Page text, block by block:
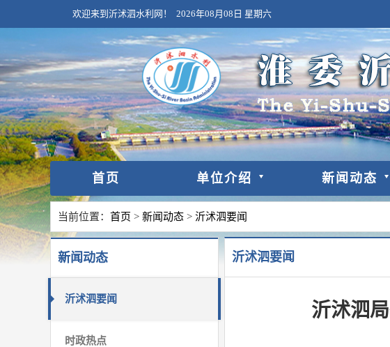
欢迎来到沂沭泗水利网！ 2026年08月08日 星期六
首页 单位介绍 新闻动态
当前位置： 首页 > 新闻动态 > 沂沭泗要闻
新闻动态
沂沭泗要闻
时政热点
沂沭泗要闻
沂沭泗